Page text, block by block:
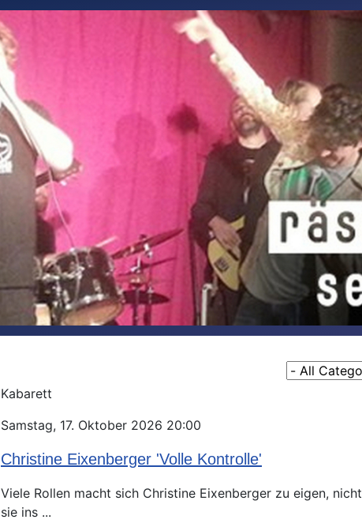
Eine
Kabarett
Samstag, 17. Oktober 2026 20:00
Christine Eixenberger 'Volle Kontrolle'
Viele Rollen macht sich Christine Eixenberger zu eigen,
sie ins ...